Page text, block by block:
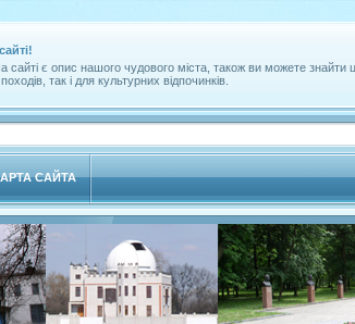
є опис нашого чудового міста, також ви можете знайти
так і для культурних відпочинків.
САЙТА